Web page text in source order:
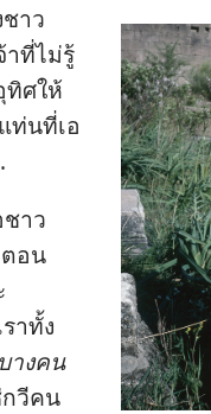
าว​
า​ที่​ไม่​รู้​
ศ​ให้​
ท่น​ที่​เอ
าว​
ตอน​
า​ทั้ง​
บาง​คน
วี​คน​